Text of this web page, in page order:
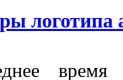
логотипа
время